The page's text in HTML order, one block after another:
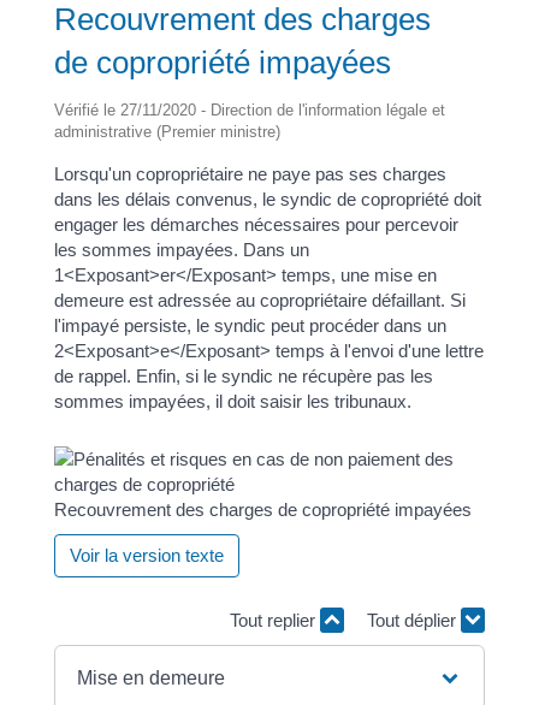
Recouvrement des charges
de copropriété impayées
Vérifié le 27/11/2020 - Direction de l'information légale et
administrative (Premier ministre)
Lorsqu'un copropriétaire ne paye pas ses charges
dans les délais convenus, le syndic de copropriété doit
engager les démarches nécessaires pour percevoir
les sommes impayées. Dans un
1<Exposant>er</Exposant> temps, une mise en
demeure est adressée au copropriétaire défaillant. Si
l'impayé persiste, le syndic peut procéder dans un
2<Exposant>e</Exposant> temps à l'envoi d'une lettre
de rappel. Enfin, si le syndic ne récupère pas les
sommes impayées, il doit saisir les tribunaux.
Recouvrement des charges de copropriété impayées
Voir la version texte
Tout replier Tout déplier
Mise en demeure